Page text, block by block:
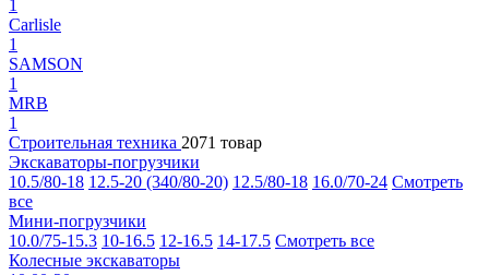
1
Carlisle
1
SAMSON
1
MRB
1
Строительная техника 2071 товар
Экскаваторы-погрузчики
10.5/80-18 12.5-20 (340/80-20) 12.5/80-18 16.0/70-24 Смотреть
все
Мини-погрузчики
10.0/75-15.3 10-16.5 12-16.5 14-17.5 Смотреть все
Колесные экскаваторы